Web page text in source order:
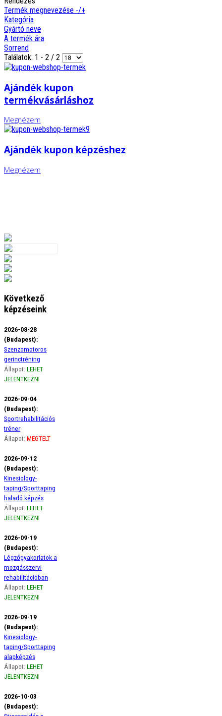
Termék megnevezése -/+
Kategória
Gyártó neve
A termék ára
Sorrend
Találatok: 1 - 2 / 2
Ajándék kupon
termékvásárláshoz
Megnézem
Ajándék kupon képzéshez
Megnézem
Következő
képzéseink
2026-08-28
(Budapest):
Szenzomotoros
gerinctréning
Állapot: LEHET
JELENTKEZNI
2026-09-04
(Budapest):
Sportrehabilitációs
tréner
Állapot: MEGTELT
2026-09-12
(Budapest):
Kinesiology-
taping/Sporttaping
haladó képzés
Állapot: LEHET
JELENTKEZNI
2026-09-19
(Budapest):
Légzőgyakorlatok a
mozgásszervi
rehabilitációban
Állapot: LEHET
JELENTKEZNI
2026-09-19
(Budapest):
Kinesiology-
taping/Sporttaping
alapképzés
Állapot: LEHET
JELENTKEZNI
2026-10-03
(Budapest):